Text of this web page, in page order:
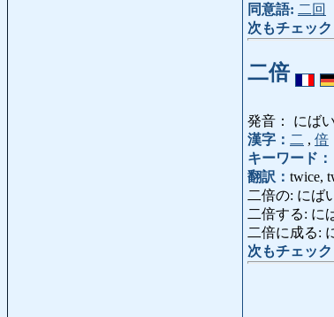
同意語: 二回
次もチェック
二倍
発音： にばい
漢字： 二 , 倍
キーワード：
翻訳： twice,
二倍の: にば
二倍する: に
二倍に成る:
次もチェック